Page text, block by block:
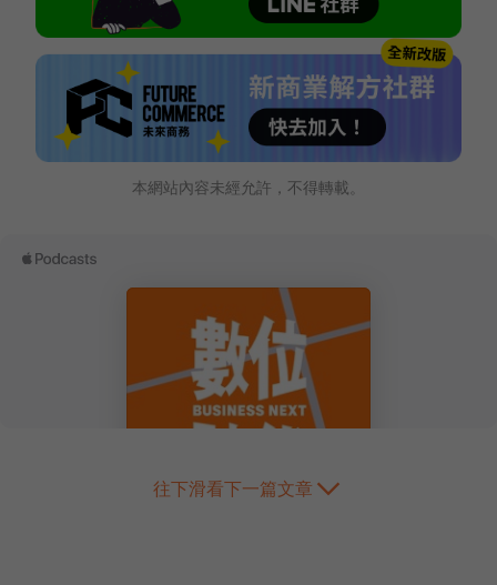
本網站內容未經允許，不得轉載。
往下滑看下一篇文章